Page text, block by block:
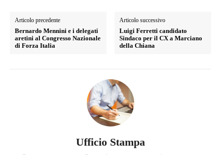
Articolo precedente
Bernardo Mennini e i delegati
aretini al Congresso Nazionale
di Forza Italia
Articolo successivo
Luigi Ferretti candidato
Sindaco per il CX a Marciano
della Chiana
Ufficio Stampa